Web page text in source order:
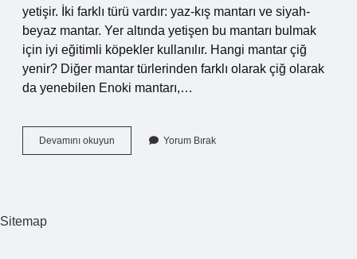
yetişir. İki farklı türü vardır: yaz-kış mantarı ve siyah-
beyaz mantar. Yer altında yetişen bu mantarı bulmak
için iyi eğitimli köpekler kullanılır. Hangi mantar çiğ
yenir? Diğer mantar türlerinden farklı olarak çiğ olarak
da yenebilen Enoki mantarı,…
Devamını okuyun Türkiyede
En
Yorum Bırak
Sitemap